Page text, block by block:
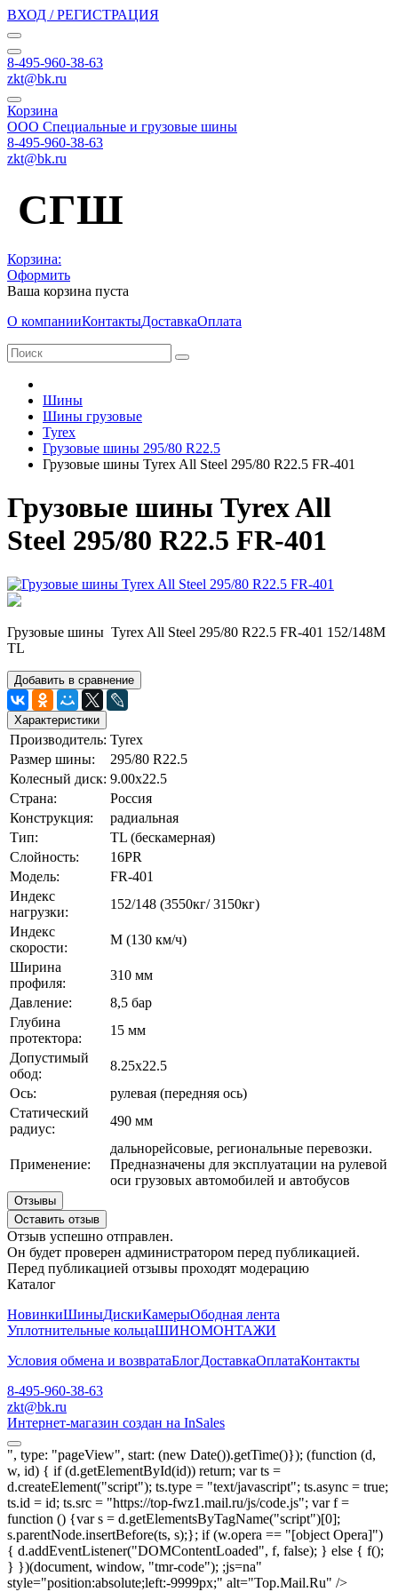
ВХОД / РЕГИСТРАЦИЯ
8-495-960-38-63
zkt@bk.ru
Корзина
ООО Специальные и грузовые шины
8-495-960-38-63
zkt@bk.ru
СГШ
Корзина:
Оформить
Ваша корзина пуста
О компанииКонтактыДоставкаОплата
Шины
Шины грузовые
Tyrex
Грузовые шины 295/80 R22.5
Грузовые шины Tyrex All Steel 295/80 R22.5 FR-401
Грузовые шины Tyrex All
Steel 295/80 R22.5 FR-401
Грузовые шины Tyrex All Steel 295/80 R22.5 FR-401 152/148M
TL
Добавить в сравнение
Характеристики
Производитель: Tyrex
Размер шины:
295/80 R22.5
Колесный диск: 9.00х22.5
Страна:
Россия
Конструкция:
радиальная
Тип:
TL (бескамерная)
Слойность:
16PR
Модель:
FR-401
Индекс
нагрузки:
152/148 (3550кг/ 3150кг)
Индекс
скорости:
М (130 км/ч)
Ширина
профиля:
310 мм
Давление:
8,5 бар
Глубина
протектора:
15 мм
Допустимый
обод:
8.25х22.5
Ось:
рулевая (передняя ось)
Статический
радиус:
490 мм
Применение:
дальнорейсовые, региональные перевозки.
Предназначены для эксплуатации на рулевой
оси грузовых автомобилей и автобусов
Отзывы
Оставить отзыв
Отзыв успешно отправлен.
Он будет проверен администратором перед публикацией.
Перед публикацией отзывы проходят модерацию
Каталог
НовинкиШиныДискиКамерыОбодная лента
Уплотнительные кольцаШИНОМОНТАЖИ
Условия обмена и возвратаБлогДоставкаОплатаКонтакты
8-495-960-38-63
zkt@bk.ru
Интернет-магазин создан на InSales
", type: "pageView", start: (new Date()).getTime()}); (function (d,
w, id) { if (d.getElementById(id)) return; var ts =
d.createElement("script"); ts.type = "text/javascript"; ts.async = true;
ts.id = id; ts.src = "https://top-fwz1.mail.ru/js/code.js"; var f =
function () {var s = d.getElementsByTagName("script")[0];
s.parentNode.insertBefore(ts, s);}; if (w.opera == "[object Opera]")
{ d.addEventListener("DOMContentLoaded", f, false); } else { f();
} })(document, window, "tmr-code"); ;js=na"
style="position:absolute;left:-9999px;" alt="Top.Mail.Ru" />